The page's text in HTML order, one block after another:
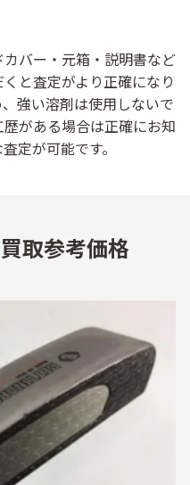
バー・元箱・説明書など
と査定がより正確になり
強い溶剤は使用しないで
がある場合は正確にお知
定が可能です。
取参考価格